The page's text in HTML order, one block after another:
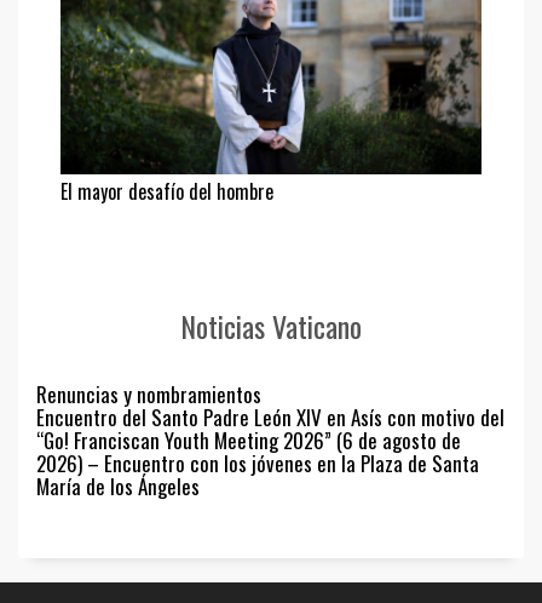
El mayor desafío del hombre
Noticias Vaticano
Renuncias y nombramientos
Encuentro del Santo Padre León XIV en Asís con motivo del
“Go! Franciscan Youth Meeting 2026” (6 de agosto de
2026) – Encuentro con los jóvenes en la Plaza de Santa
María de los Ángeles